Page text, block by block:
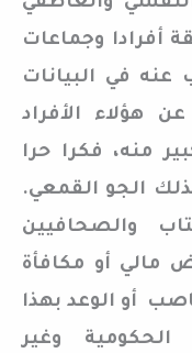
والعاطفي
أفرادا وجماعات
عنه في البيانات
هؤلاء الأفراد
منه، فكرا حرا
الجو القمعي.
والصحافيين
مالي أو مكافأة
أو الوعد بهذا
وغير